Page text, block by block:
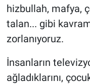
hizbullah, mafya,
talan... gibi
zorlanıyoruz.
İnsanların
ağladıklarını,